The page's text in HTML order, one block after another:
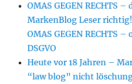
OMAS GEGEN RECHTS –
MarkenBlog Leser
OMAS GEGEN RECHTS
DSGVO
Heute vor 18 Jahren –
“law blog” nicht